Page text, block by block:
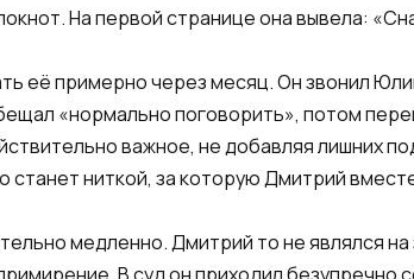
На первой странице она вывела:
её примерно через месяц. Он звонил
«нормально поговорить», потом
важное, не добавляя лишних
станет ниткой, за которую Дмитрий
медленно. Дмитрий то не являлся